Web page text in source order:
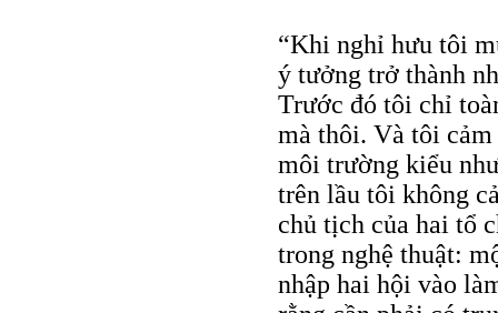
“Khi nghỉ hưu tôi
ý tưởng trở thành
Trước đó tôi chỉ
mà thôi. Và tôi
môi trường kiểu
trên lầu tôi không
chủ tịch của hai tổ
trong nghệ thuật:
nhập hai hội vào